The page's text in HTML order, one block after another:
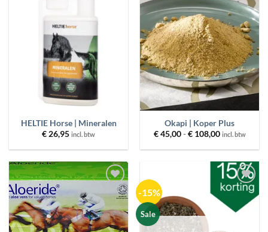
wenslijst
HELTIE Horse | Mineralen
€26,95 incl. btw
Toevoegen
aan
wenslijst
Okapi | Koper Plus
€45,00 - €108,00Prijsklasse:
tot
incl. btw
Toevoegen
aan
wenslijst
-15%
Sale
Toevoegen
wenslijst